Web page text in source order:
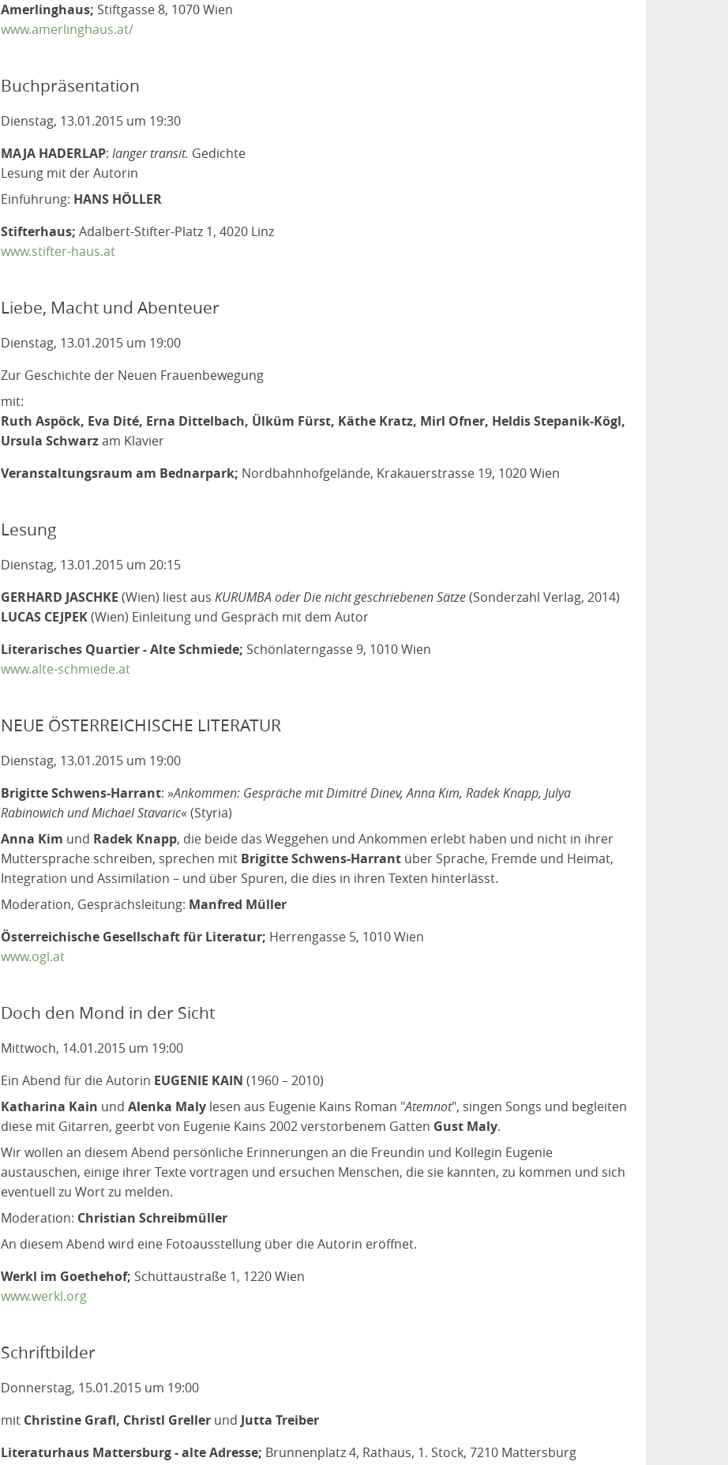
Amerlinghaus; Stiftgasse 8, 1070 Wien
www.amerlinghaus.at/
Buchpräsentation
Dienstag, 13.01.2015 um 19:30
MAJA HADERLAP: langer transit. Gedichte
Lesung mit der Autorin
Einführung: HANS HÖLLER
Stifterhaus; Adalbert-Stifter-Platz 1, 4020 Linz
www.stifter-haus.at
Liebe, Macht und Abenteuer
Dienstag, 13.01.2015 um 19:00
Zur Geschichte der Neuen Frauenbewegung
mit:
Ruth Aspöck, Eva Dité, Erna Dittelbach, Ülküm Fürst, Käthe Kratz, Mirl Ofner, Heldis Stepanik-Kögl,
Ursula Schwarzam Klavier
Veranstaltungsraum am Bednarpark; Nordbahnhofgelände, Krakauerstrasse 19, 1020 Wien
Lesung
Dienstag, 13.01.2015 um 20:15
GERHARD JASCHKE (Wien) liest aus KURUMBA oder Die nicht geschriebenen Sätze(Sonderzahl Verlag, 2014)
LUCAS CEJPEK(Wien) Einleitung und Gespräch mit dem Autor
Literarisches Quartier - Alte Schmiede; Schönlaterngasse 9, 1010 Wien
www.alte-schmiede.at
NEUE ÖSTERREICHISCHE LITERATUR
Dienstag, 13.01.2015 um 19:00
Brigitte Schwens-Harrant: »Ankommen: Gespräche mit Dimitré Dinev, Anna Kim, Radek Knapp, Julya
Rabinowich und Michael Stavaric« (Styria)
Anna Kim und Radek Knapp, die beide das Weggehen und Ankommen erlebt haben und nicht in ihrer
Muttersprache schreiben, sprechen mit Brigitte Schwens-Harrant über Sprache, Fremde und Heimat,
Integration und Assimilation – und über Spuren, die dies in ihren Texten hinterlässt.
Moderation, Gesprächsleitung: Manfred Müller
Österreichische Gesellschaft für Literatur; Herrengasse 5, 1010 Wien
www.ogl.at
Doch den Mond in der Sicht
Mittwoch, 14.01.2015 um 19:00
Ein Abend für die Autorin EUGENIE KAIN (1960 – 2010)
Katharina Kain und Alenka Maly lesen aus Eugenie Kains Roman "Atemnot", singen Songs und begleiten
diese mit Gitarren, geerbt von Eugenie Kains 2002 verstorbenem Gatten Gust Maly.
Wir wollen an diesem Abend persönliche Erinnerungen an die Freundin und Kollegin Eugenie
austauschen, einige ihrer Texte vortragen und ersuchen Menschen, die sie kannten, zu kommen und sich
eventuell zu Wort zu melden.
Moderation: Christian Schreibmüller
An diesem Abend wird eine Fotoausstellung über die Autorin eröffnet.
Werkl im Goethehof; Schüttaustraße 1, 1220 Wien
www.werkl.org
Schriftbilder
Donnerstag, 15.01.2015 um 19:00
mit Christine Grafl, Christl Greller und Jutta Treiber
Literaturhaus Mattersburg - alte Adresse; Brunnenplatz 4, Rathaus, 1. Stock, 7210 Mattersburg